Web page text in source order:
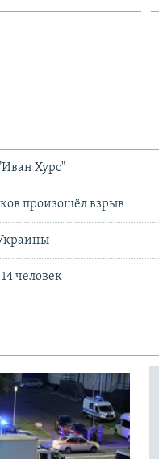
Хурс"
произошёл взрыв
человек